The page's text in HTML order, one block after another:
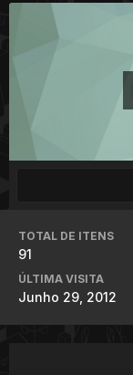
TOTAL DE ITENS
91
ÚLTIMA VISITA
Junho 29, 2012